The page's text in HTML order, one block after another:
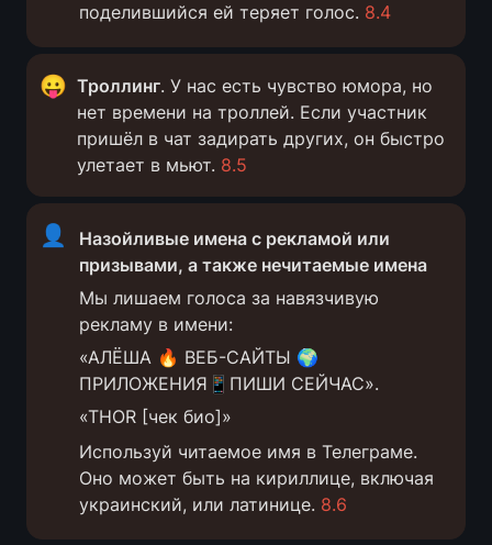
поделившийся ей теряет голос. 8.4
😛 Троллинг. У нас есть чувство юмора, но
нет времени на троллей. Если участник
пришёл в чат задирать других, он быстро
улетает в мьют. 8.5
👤
Назойливые имена с рекламой или
призывами, а также нечитаемые имена
Мы лишаем голоса за навязчивую
рекламу в имени:
«АЛЁША 🔥 ВЕБ-САЙТЫ 🌍
ПРИЛОЖЕНИЯ📱ПИШИ СЕЙЧАС».
«THOR [чек био]»
Используй читаемое имя в Телеграме.
Оно может быть на кириллице, включая
украинский, или латинице. 8.6